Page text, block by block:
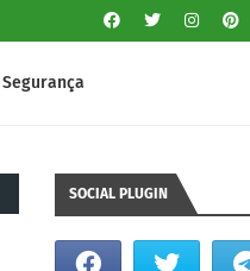
Segurança
SOCIAL PLUGIN